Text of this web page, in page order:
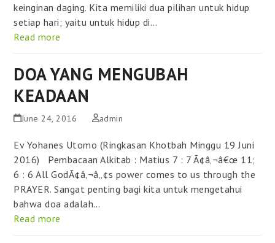
keinginan daging. Kita memiliki dua pilihan untuk hidup
setiap hari; yaitu untuk hidup di…
Read more
DOA YANG MENGUBAH
KEADAAN
June 24, 2016 admin
Ev Yohanes Utomo (Ringkasan Khotbah Minggu 19 Juni
2016) Pembacaan Alkitab : Matius 7 : 7 Ã¢â‚¬â€œ 11;
6 : 6 All GodÃ¢â‚¬â„¢s power comes to us through the
PRAYER. Sangat penting bagi kita untuk mengetahui
bahwa doa adalah…
Read more